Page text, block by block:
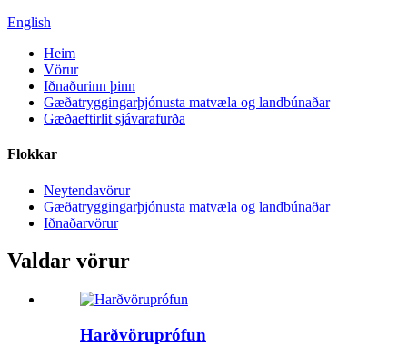
English
Heim
Vörur
Iðnaðurinn þinn
Gæðatryggingarþjónusta matvæla og landbúnaðar
Gæðaeftirlit sjávarafurða
Flokkar
Neytendavörur
Gæðatryggingarþjónusta matvæla og landbúnaðar
Iðnaðarvörur
Valdar vörur
Harðvöruprófun